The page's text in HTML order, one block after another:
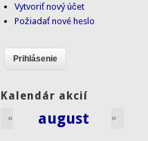
Vytvoriť nový účet
Požiadať nové heslo
Kalendár akcií
august
« »